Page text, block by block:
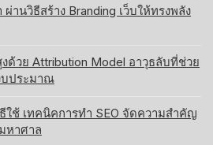
านวิธีสร้าง Branding เว็บให้ทรงพลัง
ด้วย Attribution Model อาวุธลับที่ช่วย
ประมาณ
ใช้ เทคนิคการทำ SEO จัดความสำคัญ
หาศาล